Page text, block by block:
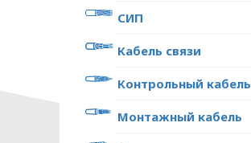
СИП
Кабель связи
Контрольный кабель
Монтажный кабель